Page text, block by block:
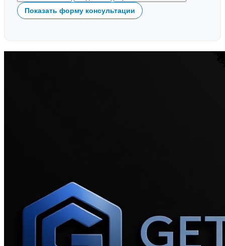
Показать форму консультации